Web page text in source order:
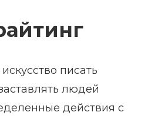
писать
людей
действия с